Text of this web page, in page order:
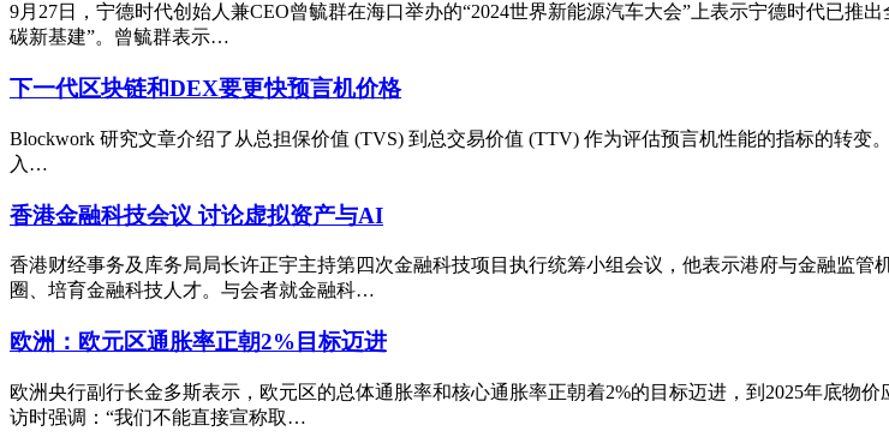
9月27日，宁德时代创始人兼CEO曾毓群在海口举办的“2024世界新能源汽车大会”上表示宁德时代已
碳新基建”。曾毓群表示…
下一代区块链和DEX要更快预言机价格
Blockwork 研究文章介绍了从总担保价值 (TVS) 到总交易价值 (TTV) 作为评估预言机性能的指标的转
入…
香港金融科技会议 讨论虚拟资产与AI
香港财经事务及库务局局长许正宇主持第四次金融科技项目执行统筹小组会议，他表示港府与金融监
圈、培育金融科技人才。与会者就金融科…
欧洲：欧元区通胀率正朝2%目标迈进
欧洲央行副行长金多斯表示，欧元区的总体通胀率和核心通胀率正朝着2%的目标迈进，到2025年底物
访时强调：“我们不能直接宣称取…